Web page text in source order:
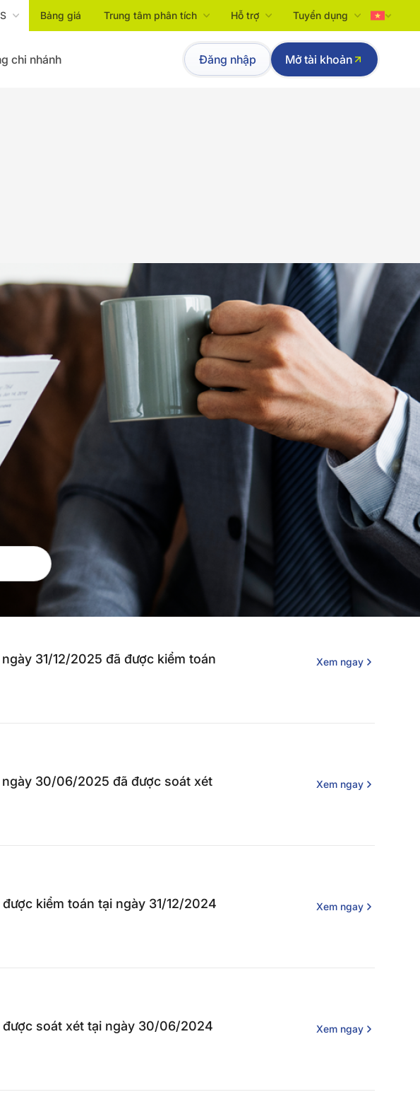
Bảng giá Trung tâm phân tích Hỗ trợ Tuyển dụng
Tiếng Việt
English
chi nhánh Đăng nhập Mở tài khoản
Lọc theo ngày
Tìm kiếm
31/12/2025 đã được kiểm toán Xem ngay
30/06/2025 đã được soát xét Xem ngay
kiểm toán tại ngày 31/12/2024 Xem ngay
được soát xét tại ngày 30/06/2024 Xem ngay